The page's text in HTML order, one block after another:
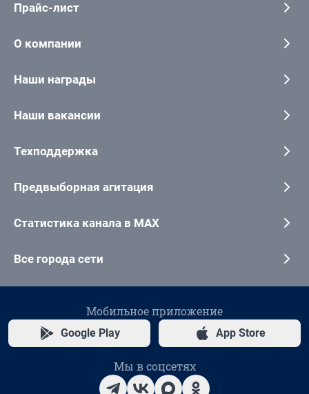
Прайс-лист
О компании
Наши награды
Наши вакансии
Техподдержка
Предвыборная агитация
Статистика канала в MAX
Все города сети
Мобильное приложение
Google Play App Store
Мы в соцсетях